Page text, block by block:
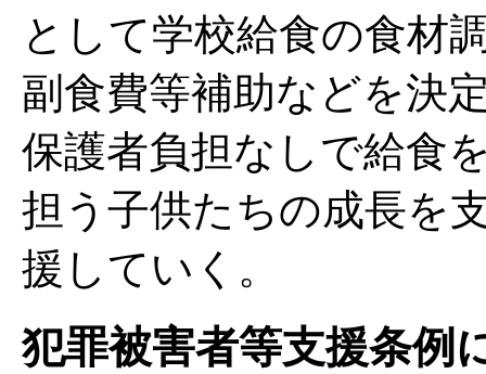
として学校給食の食材
副食費等補助などを決
保護者負担なしで給食
担う子供たちの成長を
援していく。
犯罪被害者等支援条例